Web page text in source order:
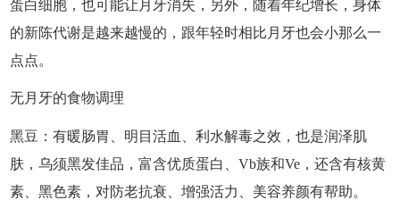
蛋白细胞，也可能让月牙消失，另外，随着年纪增长，身体
的新陈代谢是越来越慢的，跟年轻时相比月牙也会小那么一
点点。
无月牙的食物调理
黑豆：有暖肠胃、明目活血、利水解毒之效，也是润泽肌
肤，乌须黑发佳品，富含优质蛋白、Vb族和Ve，还含有核黄
素、黑色素，对防老抗衰、增强活力、美容养颜有帮助。